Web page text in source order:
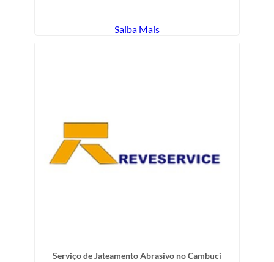
Saiba Mais
Serviço de Jateamento Abrasivo no Cambuci